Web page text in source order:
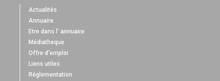
Actualités
Annuaire
Etre dans l' annuaire
Médiatheque
Offre d'emploi
Liens utiles
Réglementation